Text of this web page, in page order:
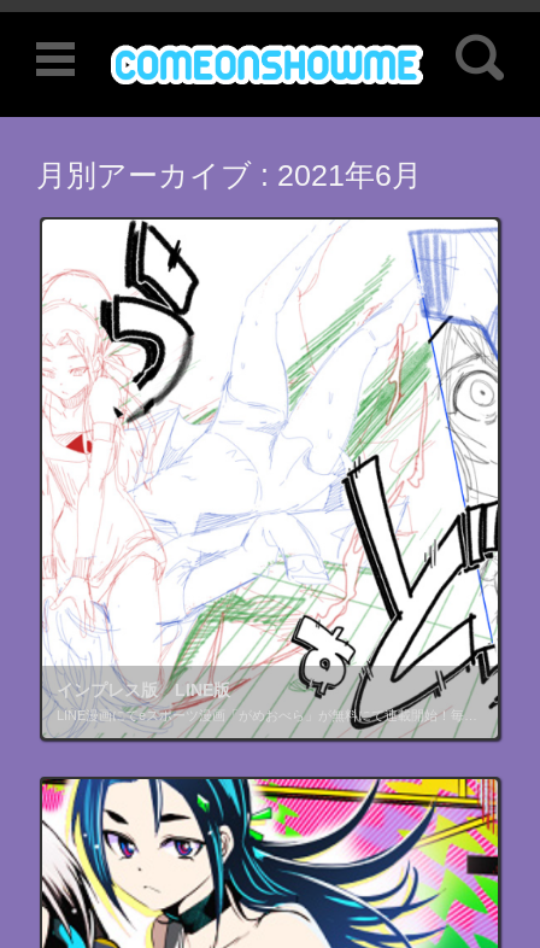
検索:
コンテンツに移動
月別アーカイブ : 2021年6月
インプレス版 LINE版
LINE漫画にてeスポーツ漫画「がめおべら」が無料にて連載開始！毎週木曜更新！リンク先からどうぞ #漫画 #LINE漫画 #無料 #拡散希望 #LINEマンガ インプレス版 https://bit.ly/3j3gvv […]